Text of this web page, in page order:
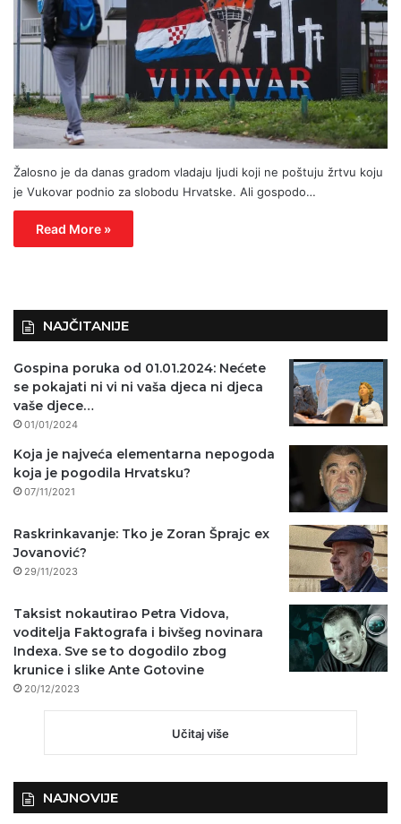
Žalosno je da danas gradom vladaju ljudi koji ne poštuju žrtvu koju
je Vukovar podnio za slobodu Hrvatske. Ali gospodo…
Read More »
NAJČITANIJE
Gospina poruka od 01.01.2024: Nećete
se pokajati ni vi ni vaša djeca ni djeca
vaše djece…
01/01/2024
Koja je najveća elementarna nepogoda
koja je pogodila Hrvatsku?
07/11/2021
Raskrinkavanje: Tko je Zoran Šprajc ex
Jovanović?
29/11/2023
Taksist nokautirao Petra Vidova,
voditelja Faktografa i bivšeg novinara
Indexa. Sve se to dogodilo zbog
krunice i slike Ante Gotovine
20/12/2023
Učitaj više
NAJNOVIJE